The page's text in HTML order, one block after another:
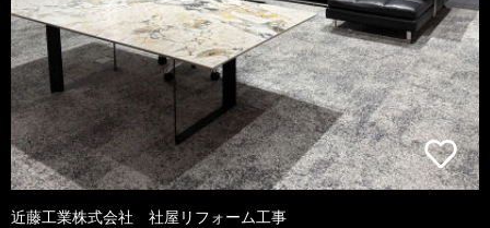
近藤工業株式会社 社屋リフォーム工事